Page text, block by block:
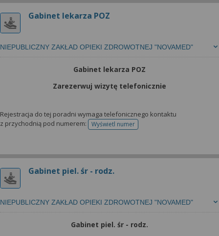
Gabinet lekarza POZ
NIEPUBLICZNY ZAKŁAD OPIEKI ZDROWOTNEJ "NOVAMED"
Gabinet lekarza POZ
Zarezerwuj wizytę telefonicznie
Rejestracja do tej poradni wymaga telefonicznego kontaktu
z przychodnią pod numerem:
Wyświetl numertelefonu do rejestracji
Gabinet piel. śr - rodz.
NIEPUBLICZNY ZAKŁAD OPIEKI ZDROWOTNEJ "NOVAMED"
Gabinet piel. śr - rodz.